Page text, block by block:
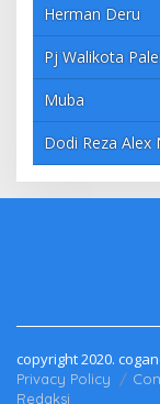
Herman Deru
Pj Walikota
Muba
Dodi Reza Alex
copyright 2020.
Privacy Policy
Redaksi